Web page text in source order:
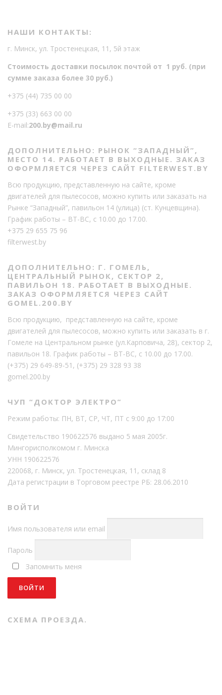
НАШИ КОНТАКТЫ:
г. Минск, ул. Тростенецкая, 11, 5й этаж
Стоимость доставки посылок почтой от 1 руб. (при
сумме заказа более 30 руб.)
+375 (44) 735 00 00
+375 (33) 663 00 00
E-mail:200.by@mail.ru
ДОПОЛНИТЕЛЬНО: РЫНОК “ЗАПАДНЫЙ”,
МЕСТО 14. РАБОТАЕТ В ВЫХОДНЫЕ. ЗАКАЗ
ОФОРМЛЯЕТСЯ ЧЕРЕЗ САЙТ FILTERWEST.BY
Всю продукцию, представленную на сайте, кроме
двигателей для пылесосов, можно купить или заказать на
Рынке “Западный”, павильон 14 (улица) (ст. Кунцевщина).
График работы – ВТ-ВС, с 10.00 до 17.00.
+375 29 655 75 96
filterwest.by
ДОПОЛНИТЕЛЬНО: Г. ГОМЕЛЬ,
ЦЕНТРАЛЬНЫЙ РЫНОК, СЕКТОР 2,
ПАВИЛЬОН 18. РАБОТАЕТ В ВЫХОДНЫЕ.
ЗАКАЗ ОФОРМЛЯЕТСЯ ЧЕРЕЗ САЙТ
GOMEL.200.BY
Всю продукцию, представленную на сайте, кроме
двигателей для пылесосов, можно купить или заказать в г.
Гомеле на Центральном рынке (ул.Карповича, 28), сектор 2,
павильон 18. График работы – ВТ-ВС, с 10.00 до 17.00.
(+375) 29 649-89-51 , (+375) 29 328 93 38
gomel.200.by
ЧУП “ДОКТОР ЭЛЕКТРО”
Режим работы: ПН, ВТ, СР, ЧТ, ПТ с 9:00 до 17:00
Свидетельство 190622576 выдано 5 мая 2005г.
Мингорисполкомом г. Минска
УНН 190622576
220068, г. Минск, ул. Тростенецкая, 11, склад 8
Дата регистрации в Торговом реестре РБ: 28.06.2010
ВОЙТИ
Имя пользователя или email
Пароль
Запомнить меня
СХЕМА ПРОЕЗДА.